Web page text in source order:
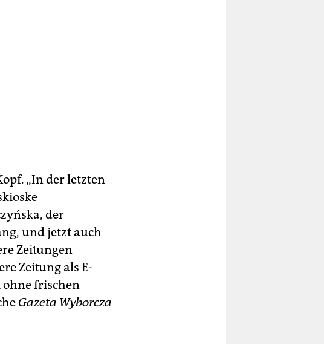
„In der letzten
der
und jetzt auch
Zeitungen
Zeitung als E-
ohne frischen
Gazeta Wyborcza